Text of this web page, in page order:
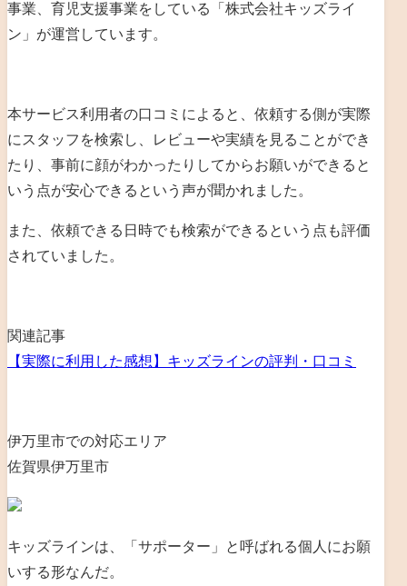
事業、育児支援事業を している「 株式会社キッズライ
ン 」が運営しています。
本サービス利用者の口コミによると、依頼する側が実際
にスタッフを検索し、レビューや実績を見ることができ
たり、事前に顔がわかったりしてからお願いができると
いう点が安心できるという声が聞かれました。
また、依頼できる日時でも検索ができるという点も評価
されていました。
関連記事
【実際に利用した感想】キッズラインの評判・口コミ
伊万里市での対応エリア
佐賀県伊万里市
キッズラインは、「サポーター」と呼ばれる個人にお願
いする形なんだ。